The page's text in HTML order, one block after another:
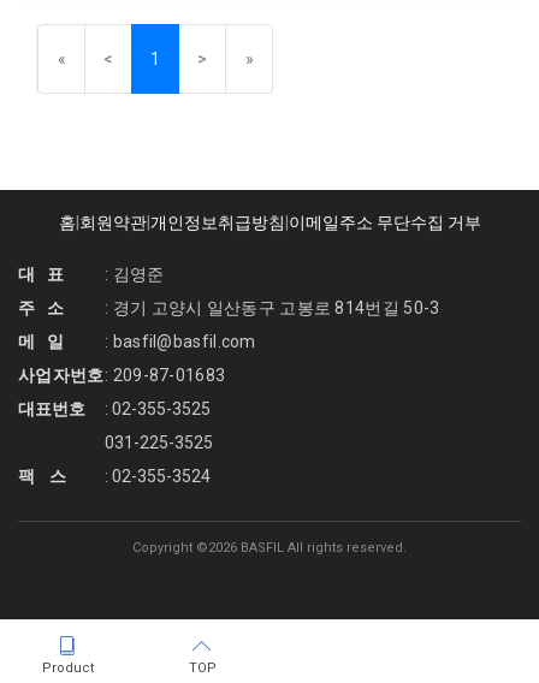
Product TOP
« < Previous
1 (current)
> »
홈 회원약관| 개인정보취급방침 이메일주소 무단수집 거부
대 표
: 김영준
주 소
: 경기 고양시 일산동구 고봉로 814번길 50-3
메 일
: basfil@basfil.com
사업자번호: 209-87-01683
대표번호
: 02-355-3525
031-225-3525
팩 스
: 02-355-3524
Copyright ©2026 BASFIL All rights reserved.